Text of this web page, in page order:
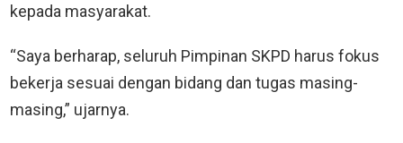
kepada masyarakat.
“Saya berharap, seluruh Pimpinan SKPD harus fokus
bekerja sesuai dengan bidang dan tugas masing-
masing,” ujarnya.